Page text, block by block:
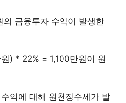
금융투자 수익이 발생한
) * 22% = 1,100만원이 원
익에 대해 원천징수세가 발